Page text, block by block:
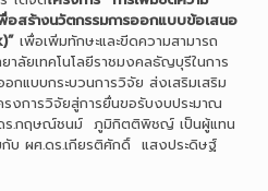
อสร้างนวัตกรรมการออกแบบข้อเสนอ
เพื่อเพิ่มทักษะและขีดความสามารถ
าลัยเทคโนโลยีราชมงคลธัญบุรีในการ
กแบบกระบวนการวิจัย ส่งเสริมเสริม
รงการวิจัยสู่การยื่นขอรับงบประมาณ
ร.กฤษณ์ชนม์ ภูมิกิตติพิชญ์ เป็นผู้แทน
กับ ผศ.ดร.เกียรติศักดิ์ แสงประดิษฐ์